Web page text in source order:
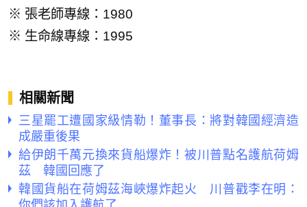
※ 張老師專線：1980
※ 生命線專線：1995
相關新聞
三星罷工遭國家級情勒！董事長：將對韓國經濟造
成嚴重後果
給伊朗千萬元換來貨船爆炸！被川普點名護航荷姆
茲 韓國回應了
韓國貨船在荷姆茲海峽爆炸起火 川普戳李在明：
你們該加入護航了